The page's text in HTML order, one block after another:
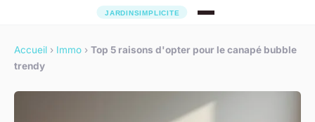
Accueil › Immo › Top 5 raisons d'opter pour le canapé bubble
trendy